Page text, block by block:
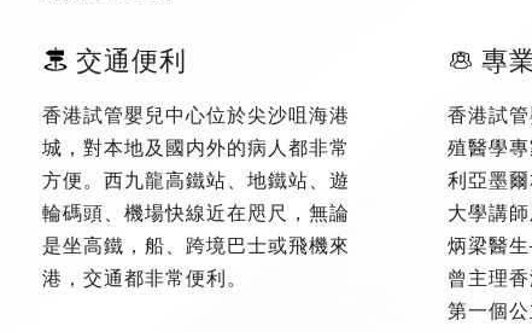
交通便利
香港試管嬰兒中心位於尖沙咀海港
城，對本地及國内外的病人都非常
方便。西九龍高鐵站、地鐵站、遊
輪碼頭、機場快線近在咫尺，無論
是坐高鐵，船、跨境巴士或飛機來
港，交通都非常便利。
專
香港試
殖醫學
利亞墨
大學講
炳梁醫
曾主理
第一個